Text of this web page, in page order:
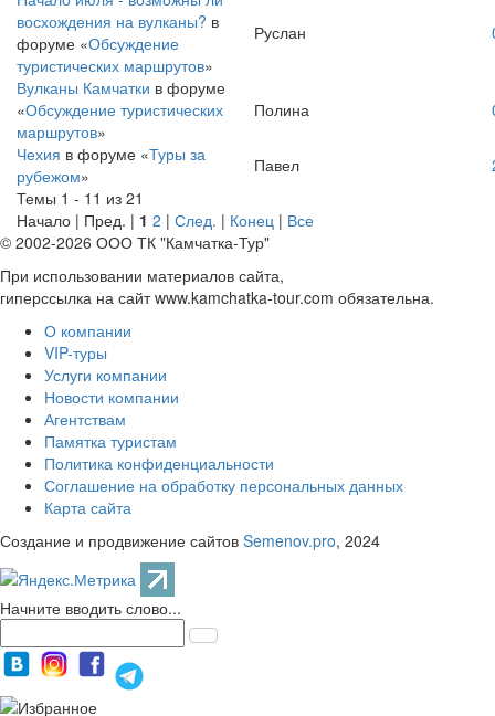
восхождения на вулканы? в
форуме «Обсуждение
туристических маршрутов»
Руслан
Вулканы Камчатки в форуме
«Обсуждение туристических
маршрутов»
Полина
Чехия в форуме «Туры за
рубежом» Павел
Темы 1 - 11 из 21
Начало | Пред. | 1 2 | След. | Конец | Все
© 2002-2026 ООО ТК "Камчатка-Тур"
При использовании материалов сайта,
гиперссылка на сайт www.kamchatka-tour.com обязательна.
О компании
VIP-туры
Услуги компании
Новости компании
Агентствам
Памятка туристам
Политика конфиденциальности
Соглашение на обработку персональных данных
Карта сайта
Создание и продвижение сайтов Semenov.pro, 2024
Начните вводить слово...